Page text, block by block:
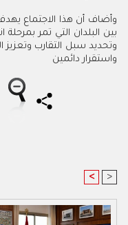
وأضاف أن هذا الاجتماع
بين البلدان التي تمر
وتحديد سبل التقارب وتعزيز
واستقرار دائمين
< >